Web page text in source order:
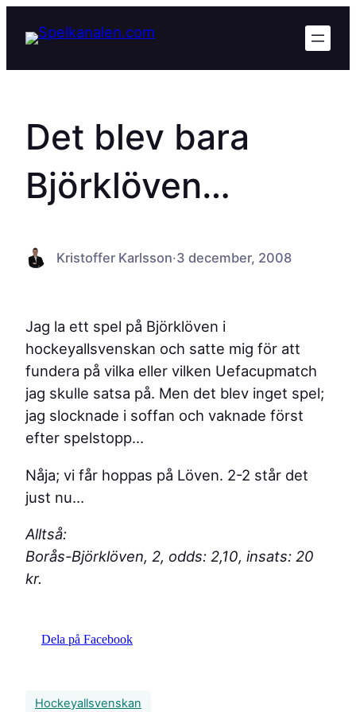
Det blev bara
Björklöven…
Kristoffer Karlsson·3 december, 2008
Jag la ett spel på Björklöven i
hockeyallsvenskan och satte mig för att
fundera på vilka eller vilken Uefacupmatch
jag skulle satsa på. Men det blev inget spel;
jag slocknade i soffan och vaknade först
efter spelstopp…
Nåja; vi får hoppas på Löven. 2-2 står det
just nu…
Alltså:
Borås-Björklöven, 2, odds: 2,10, insats: 20
kr.
Dela på Facebook
Hockeyallsvenskan